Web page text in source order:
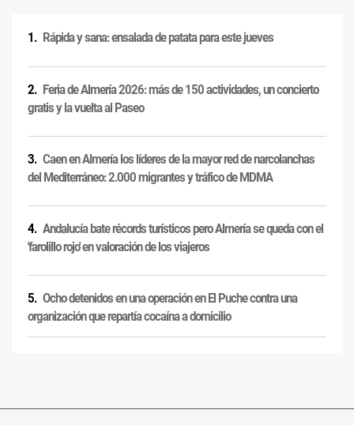
Rápida y sana: ensalada de patata para este jueves
Feria de Almería 2026: más de 150 actividades, un concierto
gratis y la vuelta al Paseo
Caen en Almería los líderes de la mayor red de narcolanchas
del Mediterráneo: 2.000 migrantes y tráfico de MDMA
Andalucía bate récords turísticos pero Almería se queda con el
'farolillo rojo' en valoración de los viajeros
Ocho detenidos en una operación en El Puche contra una
organización que repartía cocaína a domicilio